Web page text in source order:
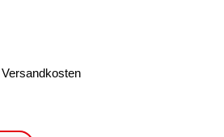
Versandkosten